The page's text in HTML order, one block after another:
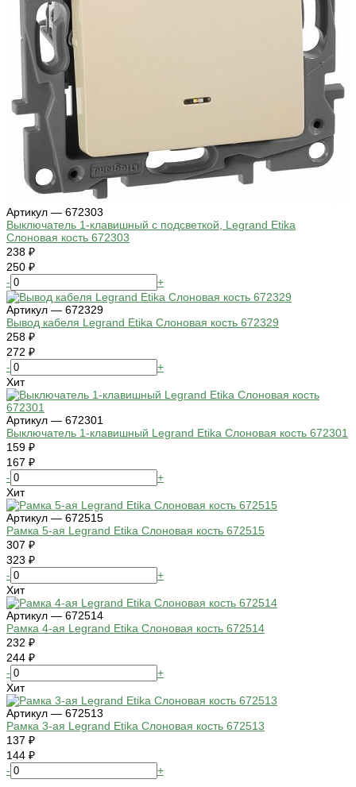
Артикул — 672303
Выключатель 1-клавишный с подсветкой, Legrand Etika
Слоновая кость 672303
238 ₽
250 ₽
-
+
Артикул — 672329
Вывод кабеля Legrand Etika Слоновая кость 672329
258 ₽
272 ₽
-
+
Хит
Артикул — 672301
Выключатель 1-клавишный Legrand Etika Слоновая кость 672301
159 ₽
167 ₽
-
+
Хит
Артикул — 672515
Рамка 5-ая Legrand Etika Слоновая кость 672515
307 ₽
323 ₽
-
+
Хит
Артикул — 672514
Рамка 4-ая Legrand Etika Слоновая кость 672514
232 ₽
244 ₽
-
+
Хит
Артикул — 672513
Рамка 3-ая Legrand Etika Слоновая кость 672513
137 ₽
144 ₽
-
+